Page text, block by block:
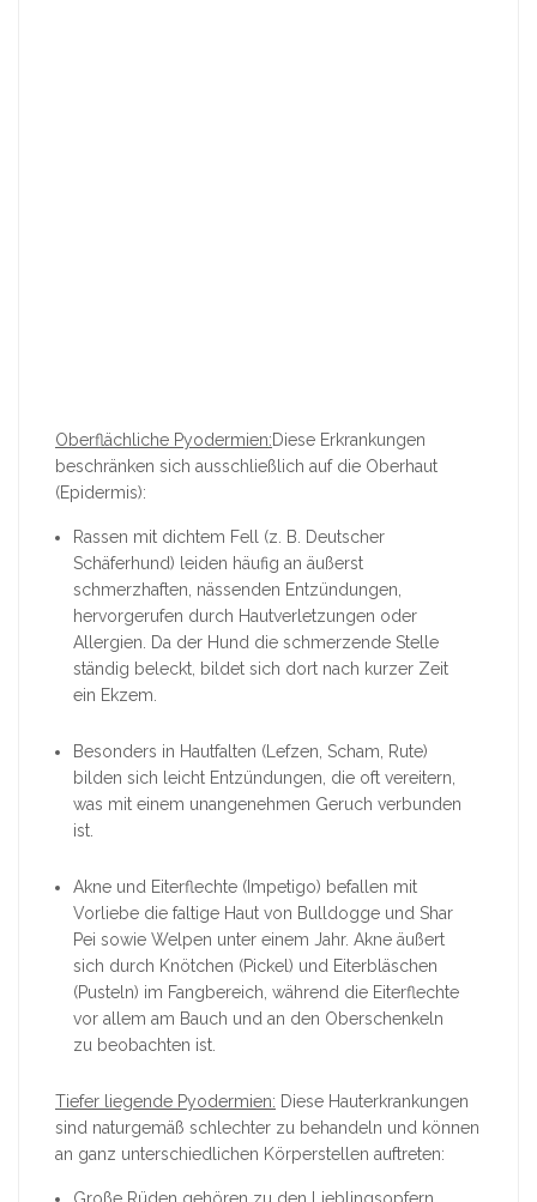
Oberflächliche Pyodermien:Diese Erkrankungen
beschränken sich ausschließlich auf die Oberhaut
(Epidermis):
Rassen mit dichtem Fell (z. B. Deutscher
Schäferhund) leiden häufig an äußerst
schmerzhaften, nässenden Entzündungen,
hervorgerufen durch Hautverletzungen oder
Allergien. Da der Hund die schmerzende Stelle
ständig beleckt, bildet sich dort nach kurzer Zeit
ein Ekzem.
Besonders in Hautfalten (Lefzen, Scham, Rute)
bilden sich leicht Entzündungen, die oft vereitern,
was mit einem unangenehmen Geruch verbunden
ist.
Akne und Eiterflechte (Impetigo) befallen mit
Vorliebe die faltige Haut von Bulldogge und Shar
Pei sowie Welpen unter einem Jahr. Akne äußert
sich durch Knötchen (Pickel) und Eiterbläschen
(Pusteln) im Fangbereich, während die Eiterflechte
vor allem am Bauch und an den Oberschenkeln
zu beobachten ist.
Tiefer liegende Pyodermien: Diese Hauterkrankungen
sind naturgemäß schlechter zu behandeln und können
an ganz unterschiedlichen Körperstellen auftreten: